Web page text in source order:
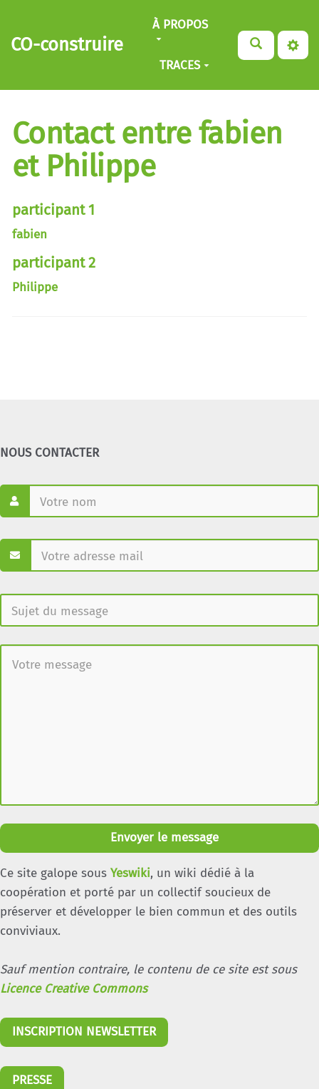
Aller au contenu principal
CO-construire
À PROPOS
TRACES
Contact entre fabien
et Philippe
participant 1
fabien
participant 2
Philippe
NOUS CONTACTER
Envoyer le message
Ce site galope sous Yeswiki, un wiki dédié à la
coopération et porté par un collectif soucieux de
préserver et développer le bien commun et des outils
conviviaux.
Sauf mention contraire, le contenu de ce site est sous
Licence Creative Commons
INSCRIPTION NEWSLETTER
PRESSE